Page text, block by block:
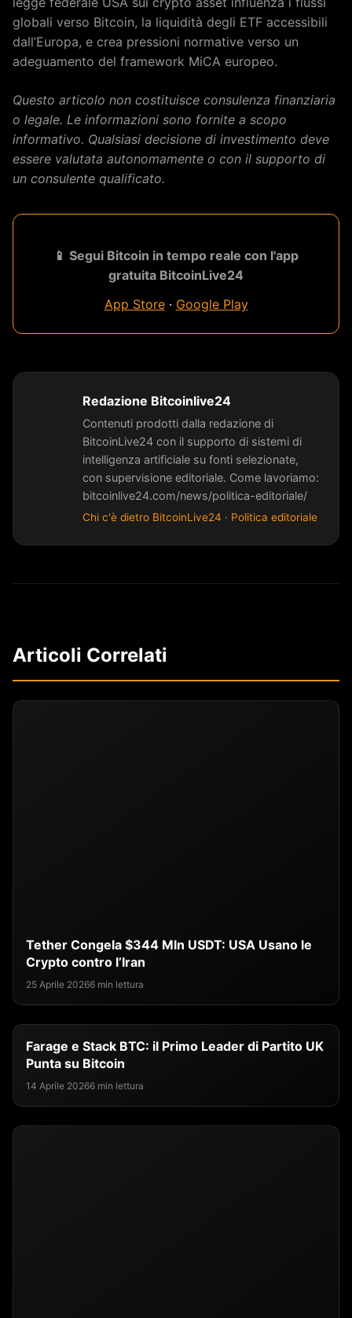
globali verso Bitcoin, la liquidità degli ETF accessibili
dall’Europa, e crea pressioni normative verso un
adeguamento del framework MiCA europeo.
Questo articolo non costituisce consulenza finanziaria
o legale. Le informazioni sono fornite a scopo
informativo. Qualsiasi decisione di investimento deve
essere valutata autonomamente o con il supporto di
un consulente qualificato.
📱 Segui Bitcoin in tempo reale con l'app
gratuita BitcoinLive24
App Store· Google Play
Redazione Bitcoinlive24
Contenuti prodotti dalla redazione di
BitcoinLive24 con il supporto di sistemi di
intelligenza artificiale su fonti selezionate,
con supervisione editoriale. Come lavoriamo:
bitcoinlive24.com/news/politica-editoriale/
Chi c'è dietro BitcoinLive24 · Politica editoriale
Articoli Correlati
Tether Congela $344 Mln USDT: USA Usano le
Crypto contro l’Iran
25 Aprile 20266 min lettura
Farage e Stack BTC: il Primo Leader di Partito UK
Punta su Bitcoin
14 Aprile 20266 min lettura